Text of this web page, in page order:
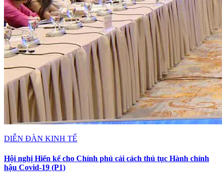
DIỄN ĐÀN KINH TẾ
Hội nghị Hiến kế cho Chính phủ cải cách thủ tục Hành chính
hậu Covid-19 (P1)